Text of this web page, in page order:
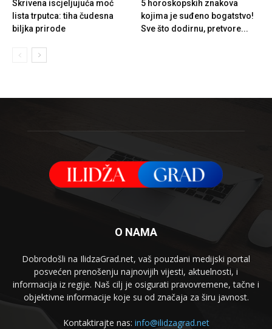
Skrivena iscjeljujuća moć
lista trputca: tiha čudesna
biljka prirode
5 horoskopskih znakova
kojima je suđeno bogatstvo!
Sve što dodirnu, pretvore...
O NAMA
Dobrodošli na IlidzaGrad.net, vaš pouzdani medijski portal
posvećen prenošenju najnovijih vijesti, aktuelnosti, i
informacija iz regije. Naš cilj je osigurati pravovremene, tačne i
objektivne informacije koje su od značaja za širu javnost.
Kontaktirajte nas: info@ilidzagrad.net